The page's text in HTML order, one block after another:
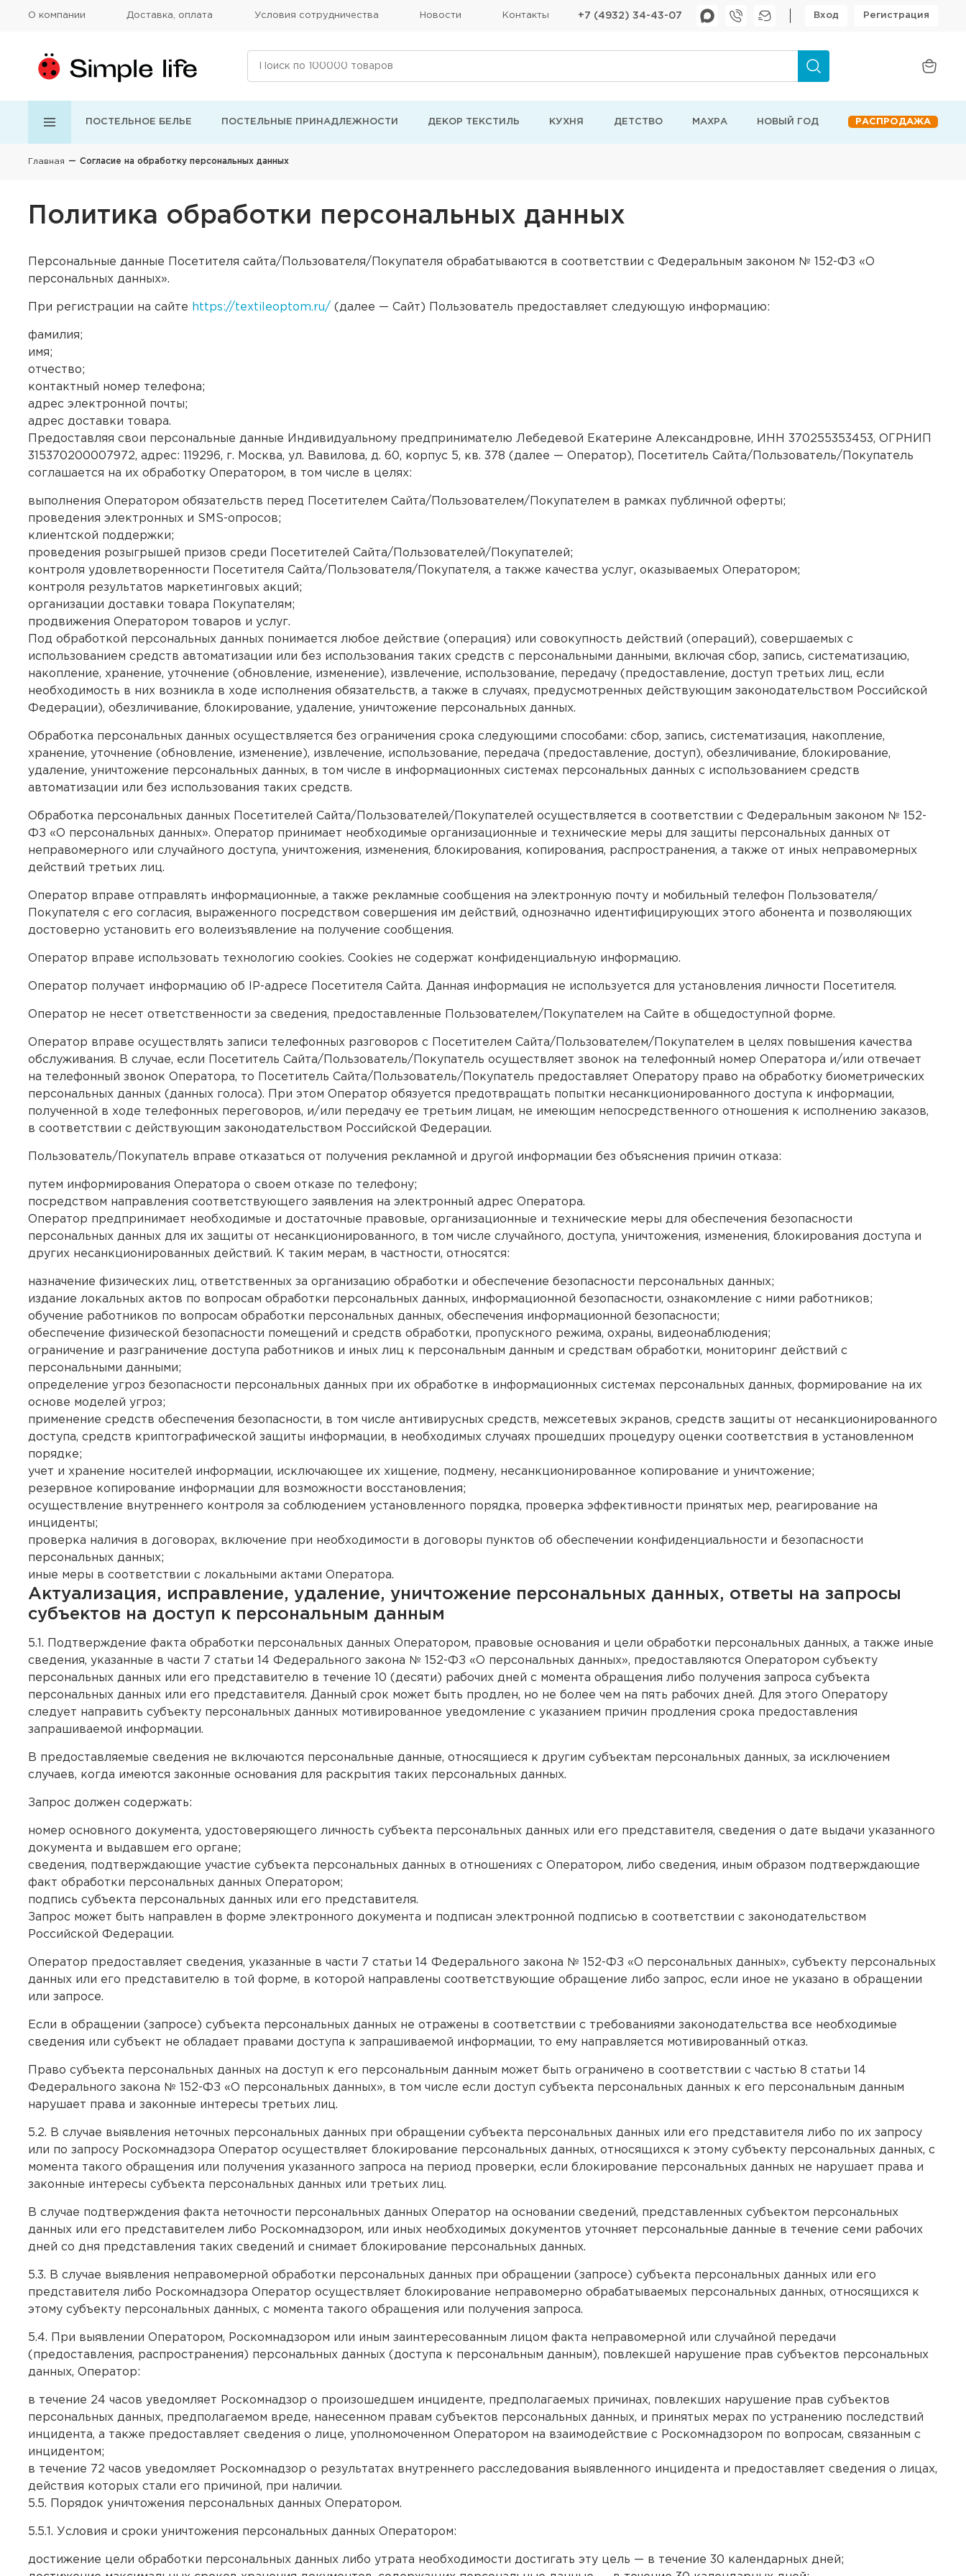
О компании Доставка, оплата Условия сотрудничества Новости Контакты +7 (4932) 34-43-07 Вход Регистрация
ПОСТЕЛЬНОЕ БЕЛЬЕ ПОСТЕЛЬНЫЕ ПРИНАДЛЕЖНОСТИ ДЕКОР ТЕКСТИЛЬ КУХНЯ ДЕТСТВО МАХРА НОВЫЙ ГОД РАСПРОДАЖА
Главная Согласие на обработку персональных данных
Политика обработки персональных данных
Персональные данные Посетителя сайта/Пользователя/Покупателя обрабатываются в соответствии с Федеральным законом № 152-ФЗ «О
персональных данных».
При регистрации на сайте https://textileoptom.ru/ (далее — Сайт) Пользователь предоставляет следующую информацию:
фамилия;
имя;
отчество;
контактный номер телефона;
адрес электронной почты;
адрес доставки товара.
Предоставляя свои персональные данные Индивидуальному предпринимателю Лебедевой Екатерине Александровне, ИНН 370255353453, ОГРНИП
315370200007972, адрес: 119296, г. Москва, ул. Вавилова, д. 60, корпус 5, кв. 378 (далее — Оператор), Посетитель Сайта/Пользователь/Покупатель
соглашается на их обработку Оператором, в том числе в целях:
выполнения Оператором обязательств перед Посетителем Сайта/Пользователем/Покупателем в рамках публичной оферты;
проведения электронных и SMS-опросов;
клиентской поддержки;
проведения розыгрышей призов среди Посетителей Сайта/Пользователей/Покупателей;
контроля удовлетворенности Посетителя Сайта/Пользователя/Покупателя, а также качества услуг, оказываемых Оператором;
контроля результатов маркетинговых акций;
организации доставки товара Покупателям;
продвижения Оператором товаров и услуг.
Под обработкой персональных данных понимается любое действие (операция) или совокупность действий (операций), совершаемых с
использованием средств автоматизации или без использования таких средств с персональными данными, включая сбор, запись, систематизацию,
накопление, хранение, уточнение (обновление, изменение), извлечение, использование, передачу (предоставление, доступ третьих лиц, если
необходимость в них возникла в ходе исполнения обязательств, а также в случаях, предусмотренных действующим законодательством Российской
Федерации), обезличивание, блокирование, удаление, уничтожение персональных данных.
Обработка персональных данных осуществляется без ограничения срока следующими способами: сбор, запись, систематизация, накопление,
хранение, уточнение (обновление, изменение), извлечение, использование, передача (предоставление, доступ), обезличивание, блокирование,
удаление, уничтожение персональных данных, в том числе в информационных системах персональных данных с использованием средств
автоматизации или без использования таких средств.
Обработка персональных данных Посетителей Сайта/Пользователей/Покупателей осуществляется в соответствии с Федеральным законом № 152-
ФЗ «О персональных данных». Оператор принимает необходимые организационные и технические меры для защиты персональных данных от
неправомерного или случайного доступа, уничтожения, изменения, блокирования, копирования, распространения, а также от иных неправомерных
действий третьих лиц.
Оператор вправе отправлять информационные, а также рекламные сообщения на электронную почту и мобильный телефон Пользователя/
Покупателя с его согласия, выраженного посредством совершения им действий, однозначно идентифицирующих этого абонента и позволяющих
достоверно установить его волеизъявление на получение сообщения.
Оператор вправе использовать технологию cookies. Cookies не содержат конфиденциальную информацию.
Оператор получает информацию об IP-адресе Посетителя Сайта. Данная информация не используется для установления личности Посетителя.
Оператор не несет ответственности за сведения, предоставленные Пользователем/Покупателем на Сайте в общедоступной форме.
Оператор вправе осуществлять записи телефонных разговоров с Посетителем Сайта/Пользователем/Покупателем в целях повышения качества
обслуживания. В случае, если Посетитель Сайта/Пользователь/Покупатель осуществляет звонок на телефонный номер Оператора и/или отвечает
на телефонный звонок Оператора, то Посетитель Сайта/Пользователь/Покупатель предоставляет Оператору право на обработку биометрических
персональных данных (данных голоса). При этом Оператор обязуется предотвращать попытки несанкционированного доступа к информации,
полученной в ходе телефонных переговоров, и/или передачу ее третьим лицам, не имеющим непосредственного отношения к исполнению заказов,
в соответствии с действующим законодательством Российской Федерации.
Пользователь/Покупатель вправе отказаться от получения рекламной и другой информации без объяснения причин отказа:
путем информирования Оператора о своем отказе по телефону;
посредством направления соответствующего заявления на электронный адрес Оператора.
Оператор предпринимает необходимые и достаточные правовые, организационные и технические меры для обеспечения безопасности
персональных данных для их защиты от несанкционированного, в том числе случайного, доступа, уничтожения, изменения, блокирования доступа и
других несанкционированных действий. К таким мерам, в частности, относятся:
назначение физических лиц, ответственных за организацию обработки и обеспечение безопасности персональных данных;
издание локальных актов по вопросам обработки персональных данных, информационной безопасности, ознакомление с ними работников;
обучение работников по вопросам обработки персональных данных, обеспечения информационной безопасности;
обеспечение физической безопасности помещений и средств обработки, пропускного режима, охраны, видеонаблюдения;
ограничение и разграничение доступа работников и иных лиц к персональным данным и средствам обработки, мониторинг действий с
персональными данными;
определение угроз безопасности персональных данных при их обработке в информационных системах персональных данных, формирование на их
основе моделей угроз;
применение средств обеспечения безопасности, в том числе антивирусных средств, межсетевых экранов, средств защиты от несанкционированного
доступа, средств криптографической защиты информации, в необходимых случаях прошедших процедуру оценки соответствия в установленном
порядке;
учет и хранение носителей информации, исключающее их хищение, подмену, несанкционированное копирование и уничтожение;
резервное копирование информации для возможности восстановления;
осуществление внутреннего контроля за соблюдением установленного порядка, проверка эффективности принятых мер, реагирование на
инциденты;
проверка наличия в договорах, включение при необходимости в договоры пунктов об обеспечении конфиденциальности и безопасности
персональных данных;
иные меры в соответствии с локальными актами Оператора.
Актуализация, исправление, удаление, уничтожение персональных данных, ответы на запросы
субъектов на доступ к персональным данным
5.1. Подтверждение факта обработки персональных данных Оператором, правовые основания и цели обработки персональных данных, а также иные
сведения, указанные в части 7 статьи 14 Федерального закона № 152-ФЗ «О персональных данных», предоставляются Оператором субъекту
персональных данных или его представителю в течение 10 (десяти) рабочих дней с момента обращения либо получения запроса субъекта
персональных данных или его представителя. Данный срок может быть продлен, но не более чем на пять рабочих дней. Для этого Оператору
следует направить субъекту персональных данных мотивированное уведомление с указанием причин продления срока предоставления
запрашиваемой информации.
В предоставляемые сведения не включаются персональные данные, относящиеся к другим субъектам персональных данных, за исключением
случаев, когда имеются законные основания для раскрытия таких персональных данных.
Запрос должен содержать:
номер основного документа, удостоверяющего личность субъекта персональных данных или его представителя, сведения о дате выдачи указанного
документа и выдавшем его органе;
сведения, подтверждающие участие субъекта персональных данных в отношениях с Оператором, либо сведения, иным образом подтверждающие
факт обработки персональных данных Оператором;
подпись субъекта персональных данных или его представителя.
Запрос может быть направлен в форме электронного документа и подписан электронной подписью в соответствии с законодательством
Российской Федерации.
Оператор предоставляет сведения, указанные в части 7 статьи 14 Федерального закона № 152-ФЗ «О персональных данных», субъекту персональных
данных или его представителю в той форме, в которой направлены соответствующие обращение либо запрос, если иное не указано в обращении
или запросе.
Если в обращении (запросе) субъекта персональных данных не отражены в соответствии с требованиями законодательства все необходимые
сведения или субъект не обладает правами доступа к запрашиваемой информации, то ему направляется мотивированный отказ.
Право субъекта персональных данных на доступ к его персональным данным может быть ограничено в соответствии с частью 8 статьи 14
Федерального закона № 152-ФЗ «О персональных данных», в том числе если доступ субъекта персональных данных к его персональным данным
нарушает права и законные интересы третьих лиц.
5.2. В случае выявления неточных персональных данных при обращении субъекта персональных данных или его представителя либо по их запросу
или по запросу Роскомнадзора Оператор осуществляет блокирование персональных данных, относящихся к этому субъекту персональных данных, с
момента такого обращения или получения указанного запроса на период проверки, если блокирование персональных данных не нарушает права и
законные интересы субъекта персональных данных или третьих лиц.
В случае подтверждения факта неточности персональных данных Оператор на основании сведений, представленных субъектом персональных
данных или его представителем либо Роскомнадзором, или иных необходимых документов уточняет персональные данные в течение семи рабочих
дней со дня представления таких сведений и снимает блокирование персональных данных.
5.3. В случае выявления неправомерной обработки персональных данных при обращении (запросе) субъекта персональных данных или его
представителя либо Роскомнадзора Оператор осуществляет блокирование неправомерно обрабатываемых персональных данных, относящихся к
этому субъекту персональных данных, с момента такого обращения или получения запроса.
5.4. При выявлении Оператором, Роскомнадзором или иным заинтересованным лицом факта неправомерной или случайной передачи
(предоставления, распространения) персональных данных (доступа к персональным данным), повлекшей нарушение прав субъектов персональных
данных, Оператор:
в течение 24 часов уведомляет Роскомнадзор о произошедшем инциденте, предполагаемых причинах, повлекших нарушение прав субъектов
персональных данных, предполагаемом вреде, нанесенном правам субъектов персональных данных, и принятых мерах по устранению последствий
инцидента, а также предоставляет сведения о лице, уполномоченном Оператором на взаимодействие с Роскомнадзором по вопросам, связанным с
инцидентом;
в течение 72 часов уведомляет Роскомнадзор о результатах внутреннего расследования выявленного инцидента и предоставляет сведения о лицах,
действия которых стали его причиной, при наличии.
5.5. Порядок уничтожения персональных данных Оператором.
5.5.1. Условия и сроки уничтожения персональных данных Оператором:
достижение цели обработки персональных данных либо утрата необходимости достигать эту цель — в течение 30 календарных дней;